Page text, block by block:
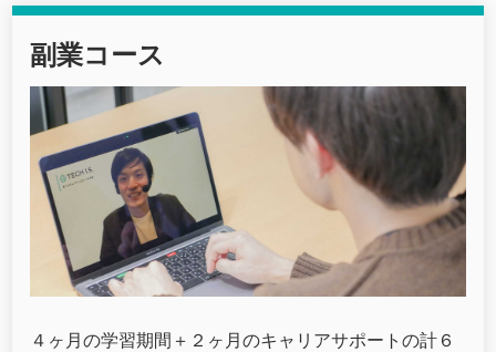
副業コース
４ヶ月の学習期間＋２ヶ月のキャリアサポートの計６